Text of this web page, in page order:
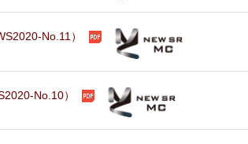
No.11）
No.10）